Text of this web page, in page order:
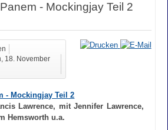
- Mockingjay Teil 2
18. November
- Mockingjay Teil 2
Lawrence, mit Jennifer Lawrence,
Hemsworth u.a.